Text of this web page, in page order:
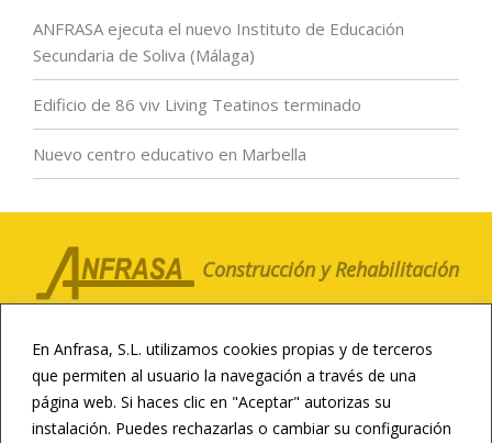
En Anfrasa, S.L. utilizamos cookies propias y de terceros
que permiten al usuario la navegación a través de una
página web. Si haces clic en "Aceptar" autorizas su
instalación. Puedes rechazarlas o cambiar su configuración
ANFRASA ejecuta el nuevo Instituto de Educación
Secundaria de Soliva (Málaga)
Edificio de 86 viv Living Teatinos terminado
Nuevo centro educativo en Marbella
Construcción y Rehabilitación
LA COMPAÑÍA CLIENTES
NOTICIAS
CONTACTO
CANAL ÉTICO
CONSTRUCCIÓN DEPORTIVA